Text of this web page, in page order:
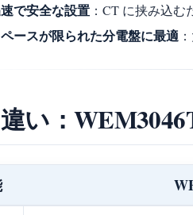
で安全な設置 ：CT に挟み込
ースが限られた分電盤に最適
い：